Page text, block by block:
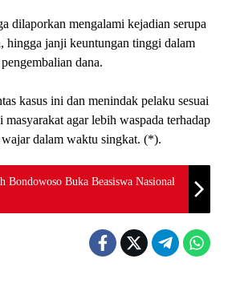
dilaporkan mengalami kejadian serupa
hingga janji keuntungan tinggi dalam
dana.
kasus ini dan menindak pelaku sesuai
agar lebih waspada terhadap
dalam waktu singkat. (*).
Bondowoso Buka Beasiswa Nasional